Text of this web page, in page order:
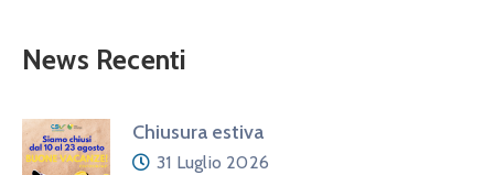
News Recenti
Chiusura estiva
31 Luglio 2026